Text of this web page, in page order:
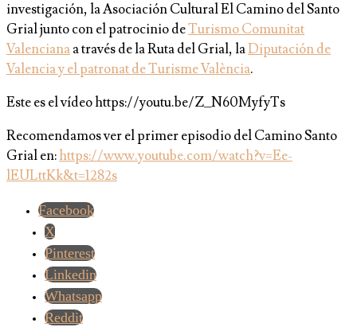
investigación, la Asociación Cultural El Camino del Santo
Grial junto con el patrocinio deTurismo Comunitat
Valencianaa través de la Ruta del Grial, laDiputación de
Valencia y el patronat de Turisme València.
Este es el vídeo https://youtu.be/Z_N60MyfyTs
Recomendamos ver el primer episodio del Camino Santo
Grial en:https://www.youtube.com/watch?v=Ee-
lEULttKk&t=1282s
Facebook
X
Pinterest
Linkedin
Whatsapp
Reddit